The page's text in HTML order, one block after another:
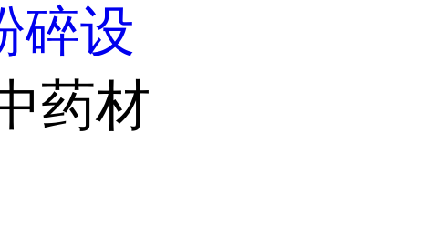
碎设
药材